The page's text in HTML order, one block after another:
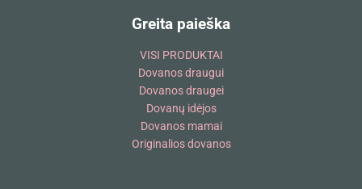
Greita paieška
VISI PRODUKTAI
Dovanos draugui
Dovanos draugei
Dovanų idėjos
Dovanos mamai
Originalios dovanos